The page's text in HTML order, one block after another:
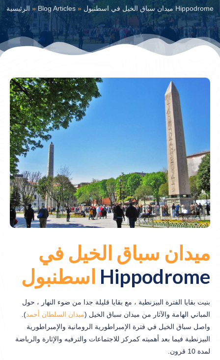
الرئيسية »Blog Articles » ميدان سباق الخيل في اسطنبول Hippodrome
ميدان سباق الخيل في
اسطنبول Hippodrome
بنيت بقايا الفترة البيزنطية ، مع بقايا قليلة جدا من ضوء النهار ، حول
المباني الهامة والآثار من ميدان سباق الخيل (ميدان السلطان أحمد).
واصل سباق الخيل في فترة الإمبراطورية الرومانية والإمبراطورية
البيزنطية فيما بعد أهميته كمركز للاجتماعات والترفيه والإثارة والرياضة
لمدة 10 قرون.